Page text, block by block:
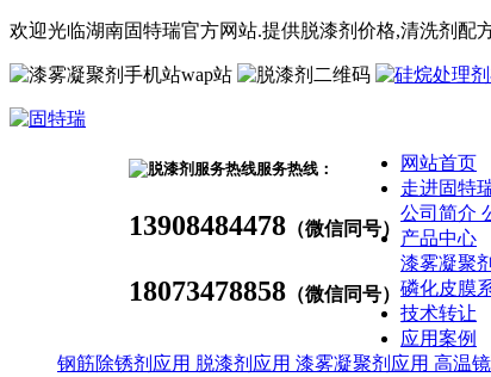
欢迎光临湖南固特瑞官方网站.提供脱漆剂价格,清洗剂 配
wap站
服务热线：
13908484478 （微信同号）
18073478858 （微信同号）
网站首页
走进固特
公司简介
产品中心
漆雾凝聚
磷化皮膜
技术转让
应用案例
钢筋除锈剂应用 脱漆剂应用 漆雾凝聚剂应用 高温